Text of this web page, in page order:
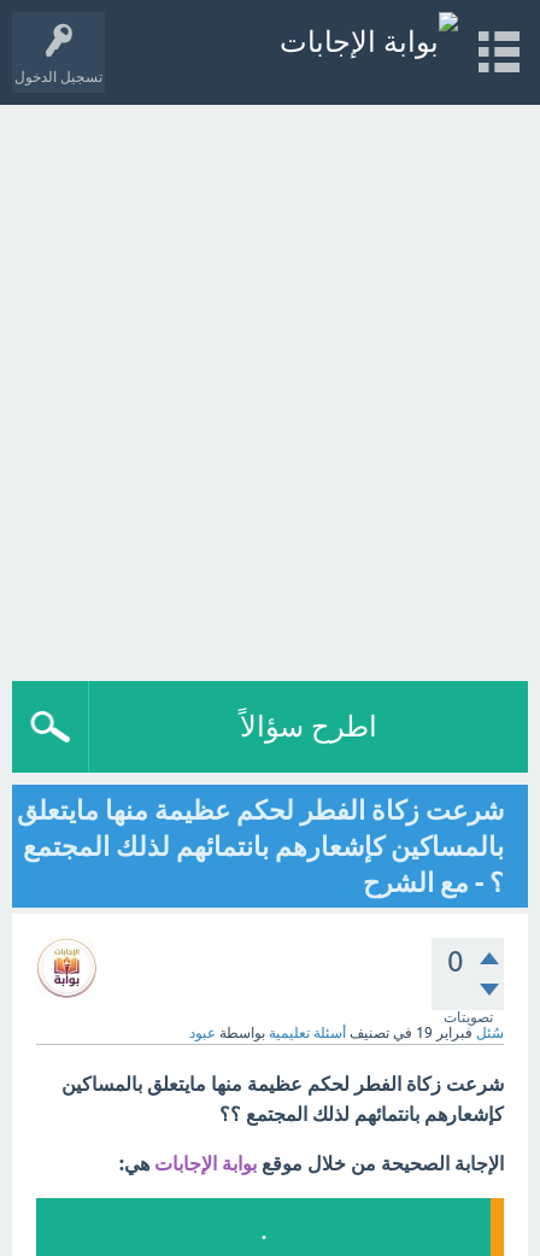
تسجيل الدخول
اطرح سؤالاً
شرعت زكاة الفطر لحكم عظيمة منها مايتعلق
بالمساكين كإشعارهم بانتمائهم لذلك المجتمع
؟ - مع الشرح
0
تصويتات
سُئل فبراير 19 في تصنيف أسئلة تعليمية بواسطة عبود
شرعت زكاة الفطر لحكم عظيمة منها مايتعلق بالمساكين
كإشعارهم بانتمائهم لذلك المجتمع ؟؟
الإجابة الصحيحة من خلال موقع بوابة الإجابات هي:
.